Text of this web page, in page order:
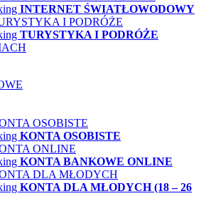
INTERNET ŚWIATŁOWODOWY
TURYSTYKA I PODRÓŻE
KONTA OSOBISTE
KONTA BANKOWE ONLINE
KONTA DLA MŁODYCH (18 – 26